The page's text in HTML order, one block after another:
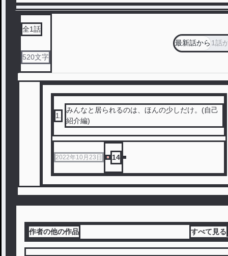
全1話
520文字
最新話から1話
1.
みんなと居られるのは、ほんの少しだけ。(自己
紹介編)
2022年10月23日 14
作者の他の作品 すべて見る